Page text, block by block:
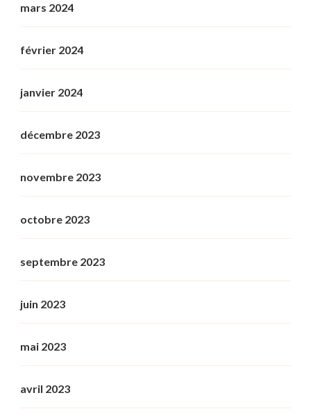
mars 2024
février 2024
janvier 2024
décembre 2023
novembre 2023
octobre 2023
septembre 2023
juin 2023
mai 2023
avril 2023